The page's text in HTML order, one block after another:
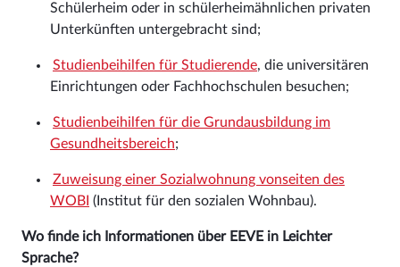
Schülerheim oder in schülerheimähnlichen privaten
Unterkünften untergebracht sind;
Studienbeihilfen für Studierende, die universitären
Einrichtungen oder Fachhochschulen besuchen;
Studienbeihilfen für die Grundausbildung im
Gesundheitsbereich;
Zuweisung einer Sozialwohnung vonseiten des
WOBI (Institut für den sozialen Wohnbau).
Wo finde ich Informationen über EEVE in Leichter
Sprache?